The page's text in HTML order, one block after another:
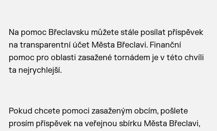
Na pomoc Břeclavsku můžete stále posílat příspěvek
na transparentní účet Města Břeclavi. Finanční
pomoc pro oblasti zasažené tornádem je v této chvíli
ta nejrychlejší.
Pokud chcete pomoci zasaženým obcím, pošlete
prosím příspěvek na veřejnou sbírku Města Břeclavi,